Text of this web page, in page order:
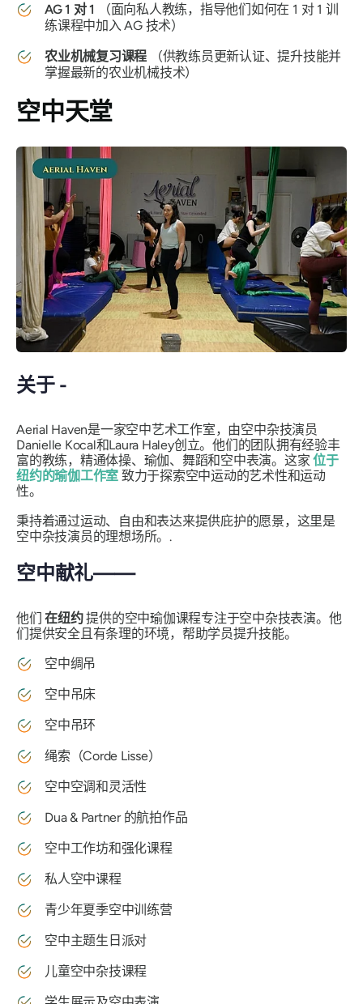
AG 1 对 1
（面向私人教练，指导他们如何在 1 对 1 训
练课程中加入 AG 技术）
农业机械复习课程 （供教练员更新认证、提升技能并
掌握最新的农业机械技术）
空中天堂
关于 -
Aerial Haven是一家空中艺术工作室，由空中杂技演员
Danielle Kocal和Laura Haley创立。他们的团队拥有经验丰
富的教练，精通体操、瑜伽、舞蹈和空中表演。这家位于
纽约的瑜伽工作室 致力于探索空中运动的艺术性和运动
性。
秉持着通过运动、自由和表达来提供庇护的愿景，这里是
空中杂技演员的理想场所。.
空中献礼——
他们在纽约提供的空中瑜伽课程专注于空中杂技表演。他
们提供安全且有条理的环境，帮助学员提升技能。
空中绸吊
空中吊床
空中吊环
绳索（Corde Lisse）
空中空调和灵活性
Dua & Partner 的航拍作品
空中工作坊和强化课程
私人空中课程
青少年夏季空中训练营
空中主题生日派对
儿童空中杂技课程